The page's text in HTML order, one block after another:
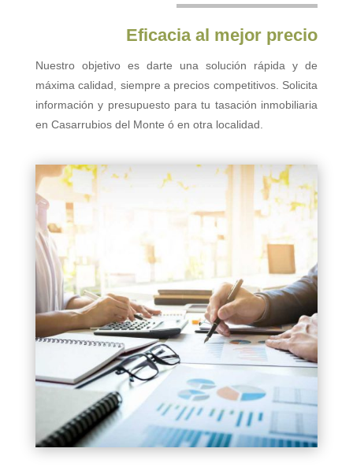
Eficacia al mejor precio
Nuestro objetivo es darte una solución rápida y de
máxima calidad, siempre a precios competitivos. Solicita
información y presupuesto para tu tasación inmobiliaria
en Casarrubios del Monte ó en otra localidad.